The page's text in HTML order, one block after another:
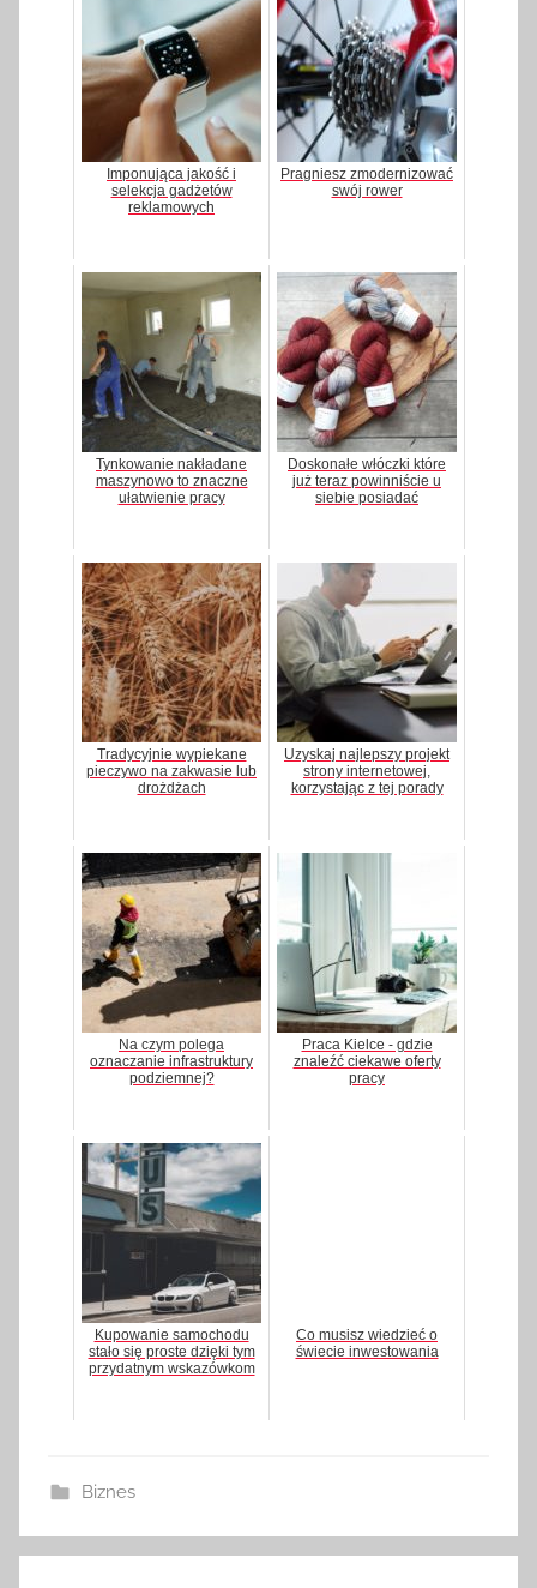
Imponująca jakość i
selekcja gadżetów
reklamowych
Pragniesz zmodernizować
swój rower
Tynkowanie nakładane
maszynowo to znaczne
ułatwienie pracy
Doskonałe włóczki które
już teraz powinniście u
siebie posiadać
Tradycyjnie wypiekane
pieczywo na zakwasie lub
drożdżach
Uzyskaj najlepszy projekt
strony internetowej,
korzystając z tej porady
Na czym polega
oznaczanie infrastruktury
podziemnej?
Praca Kielce - gdzie
znaleźć ciekawe oferty
pracy
Kupowanie samochodu
stało się proste dzięki tym
przydatnym wskazówkom
Co musisz wiedzieć o
świecie inwestowania
Biznes